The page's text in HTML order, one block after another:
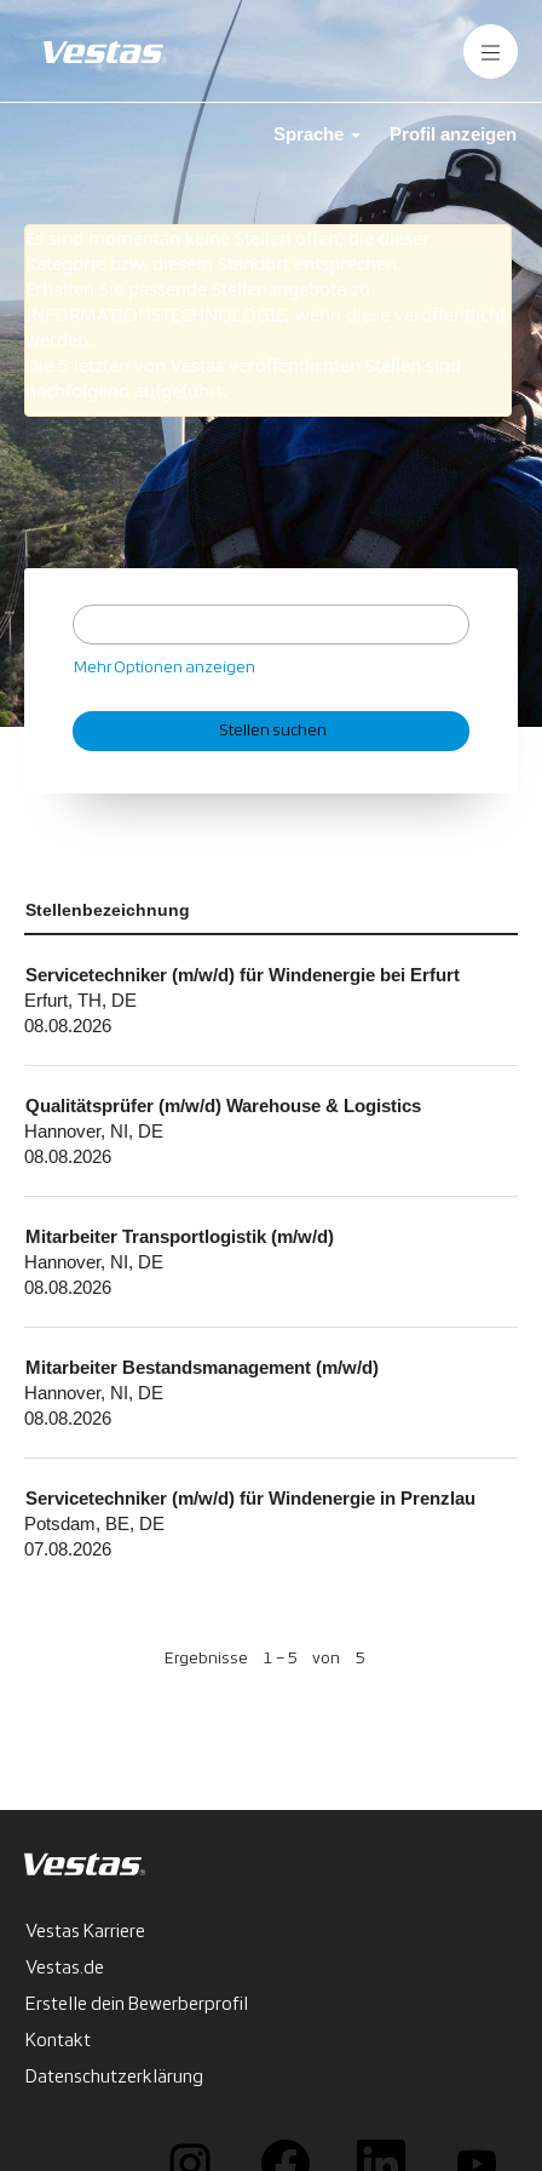
Sprache Profil anzeigen
INFORMATIONSTECHNOLOGIE
Es sind momentan keine Stellen offen, die dieser
Kategorie bzw. diesem Standort entsprechen.
Erhalten Sie passende Stellenangebote zu
INFORMATIONSTECHNOLOGIE, wenn diese veröffentlicht
werden.
Die 5 letzten von Vestas veröffentlichten Stellen sind
nachfolgend aufgeführt.
Mehr Optionen anzeigen
Stellenbezeichnung
Servicetechniker (m/w/d) für Windenergie bei Erfurt
Erfurt, TH, DE
08.08.2026
Qualitätsprüfer (m/w/d) Warehouse & Logistics
Hannover, NI, DE
08.08.2026
Mitarbeiter Transportlogistik (m/w/d)
Hannover, NI, DE
08.08.2026
Mitarbeiter Bestandsmanagement (m/w/d)
Hannover, NI, DE
08.08.2026
Servicetechniker (m/w/d) für Windenergie in Prenzlau
Potsdam, BE, DE
07.08.2026
Ergebnisse 1 – 5 von 5
Vestas Karriere
Vestas.de
Erstelle dein Bewerberprofil
Kontakt
Datenschutzerklärung
W
W